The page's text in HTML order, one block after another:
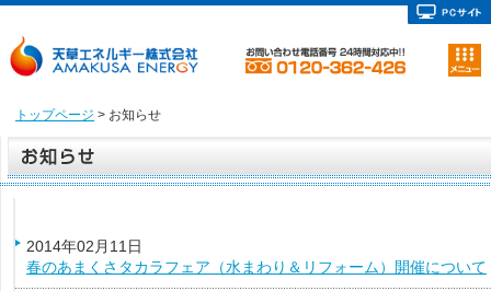
トップページ > お知らせ
2014年02月11日
春のあまくさタカラフェア（水まわり＆リフォーム）開催について